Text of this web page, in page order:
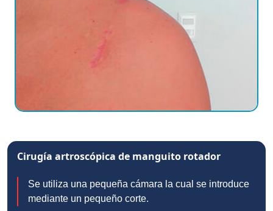
Cirugía artroscópica de manguito rotador
Se utiliza una pequeña cámara la cual se introduce
mediante un pequeño corte.